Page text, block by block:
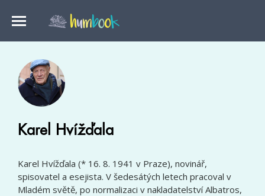
Karel Hvížďala
Karel Hvížďala (* 16. 8. 1941 v Praze), novinář,
spisovatel a esejista. V šedesátých letech pracoval v
Mladém světě, po normalizaci v nakladatelství Albatros,